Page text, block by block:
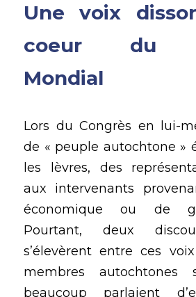
Une voix
coeur du
Mondial
Lors du Congrès en lui-
de « peuple autochtone »
les lèvres, des
aux intervenants
économique ou de
Pourtant, deux
s’élevèrent entre ces
membres autochtones
beaucoup parlaient